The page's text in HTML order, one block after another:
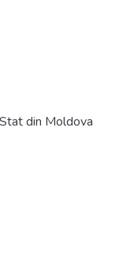
din Moldova